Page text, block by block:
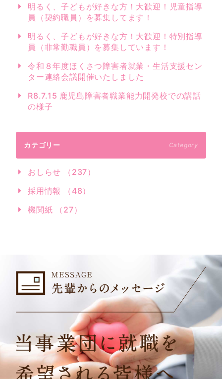
明るく、子どもが好きな方！大歓迎！児童指導
員（契約職員）を募集してます！
明るく、子どもが好きな方！大歓迎！特別指導
員（非常勤職員）を募集しています！
令和８年度ほくさつ障害者就業・生活支援セン
ター連絡会議開催いたしました
R8.7.15 鹿児島障害者職業能力開発校での講話
の様子
カテゴリー Category
おしらせ （237）
採用情報 （48）
機関紙 （27）